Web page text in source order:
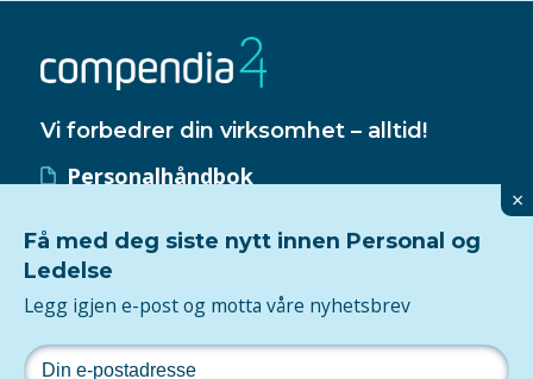
Vi forbedrer din virksomhet – alltid!
Personalhåndbok
Kvalitetssystem
ISO 9001-sertifisering
Følg oss
×
Få med deg siste nytt innen Personal og
Ledelse
Legg igjen e-post og motta våre nyhetsbrev